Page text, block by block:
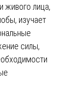
живого лица,
изучает
силы,